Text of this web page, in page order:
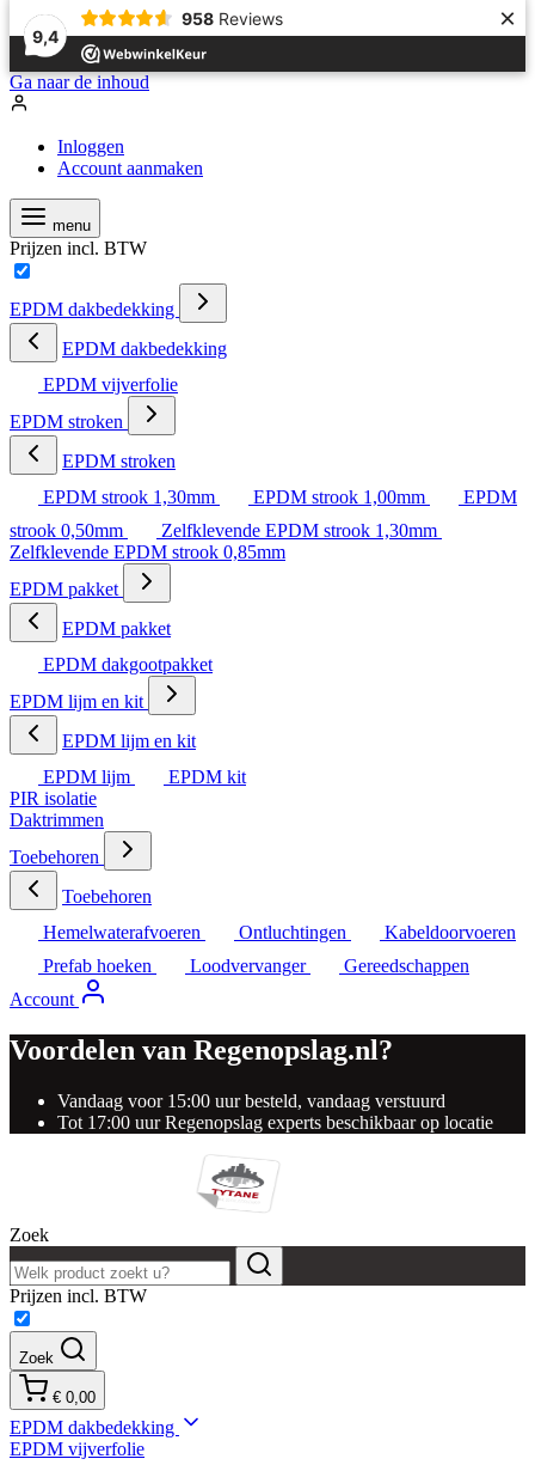
9,4
958 Reviews ×
Ga naar de inhoud
Inloggen
Account aanmaken
menu
Prijzen incl. BTW
EPDM dakbedekking
EPDM dakbedekking
EPDM vijverfolie
EPDM stroken
EPDM stroken
EPDM strook 1,30mm
EPDM strook 1,00mm
EPDM
strook 0,50mm
Zelfklevende EPDM strook 1,30mm
Zelfklevende EPDM strook 0,85mm
EPDM pakket
EPDM pakket
EPDM dakgootpakket
EPDM lijm en kit
EPDM lijm en kit
EPDM lijm
EPDM kit
PIR isolatie
Daktrimmen
Toebehoren
Toebehoren
Hemelwaterafvoeren
Ontluchtingen
Kabeldoorvoeren
Prefab hoeken
Loodvervanger
Gereedschappen
Account
Voordelen van Regenopslag.nl?
Vandaag voor 15:00 uur besteld, vandaag verstuurd
Tot 17:00 uur Regenopslag experts beschikbaar op locatie
Zoek
Prijzen incl. BTW
Zoek
€ 0,00
EPDM dakbedekking
EPDM vijverfolie